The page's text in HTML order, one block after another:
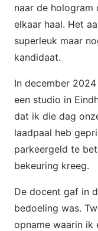
naar de
elkaar haal. Het
superleuk maar
kandidaat.
In december
een studio in
dat ik die dag
laadpaal heb
parkeergeld te
bekeuring kreeg.
De docent gaf in
bedoeling was.
opname waarin ik